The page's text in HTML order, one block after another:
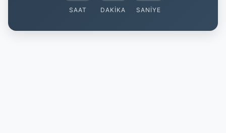
SAAT DAKIKA SANIYE